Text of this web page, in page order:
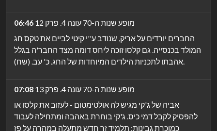
06:46
מופע שנות ה-70 עונה 4. פרק 12
החברים יורדים על אריק, שנודב ע''י קיטי לביים את טקס חג
המולד בכנסייה. גם קלסו זוכה ליחס דומה מצד החבר'ה בגלל
אהבתו לתכניות הילדים המיוחדות של החג. כ' עב. (שח).
07:08
מופע שנות ה-70 עונה 4. פרק 13
אביה של ג'קי מגיש לה אולטימטום - לעזוב את קלסו או
להפסיק לקבל דמי כיס. ג'קי בוחרת באהבה ומתחילה לעבוד
כמוכרת גבינות; תלמיד זר חדש מתעלה במהרה על פז